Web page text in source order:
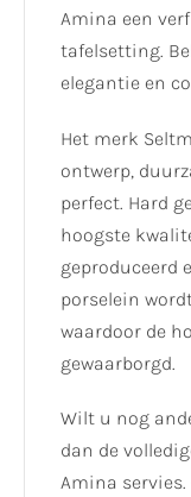
Amina een
tafelsetting.
elegantie en
Het merk
ontwerp,
perfect. Hard
hoogste
geproduceerd
porselein
waardoor de
gewaarborgd.
Wilt u nog
dan de
Amina